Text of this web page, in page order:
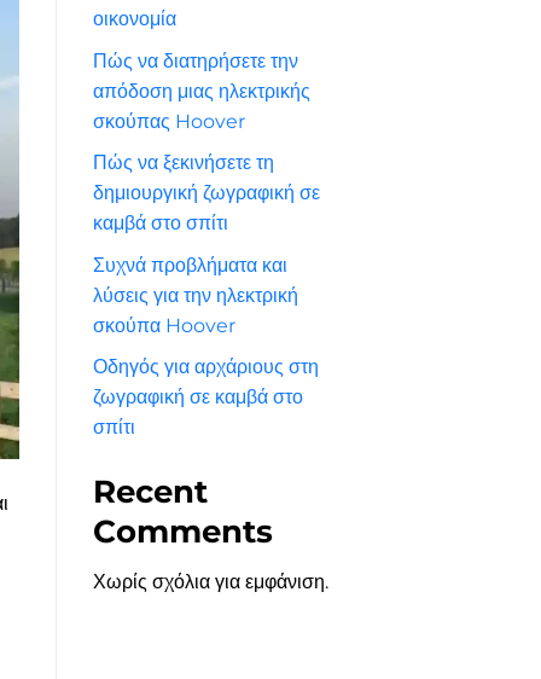
οικονομία
Πώς να διατηρήσετε την
απόδοση μιας ηλεκτρικής
σκούπας Hoover
Πώς να ξεκινήσετε τη
δημιουργική ζωγραφική σε
καμβά στο σπίτι
Συχνά προβλήματα και
λύσεις για την ηλεκτρική
σκούπα Hoover
Οδηγός για αρχάριους στη
ζωγραφική σε καμβά στο
σπίτι
Recent
Comments
Χωρίς σχόλια για εμφάνιση.